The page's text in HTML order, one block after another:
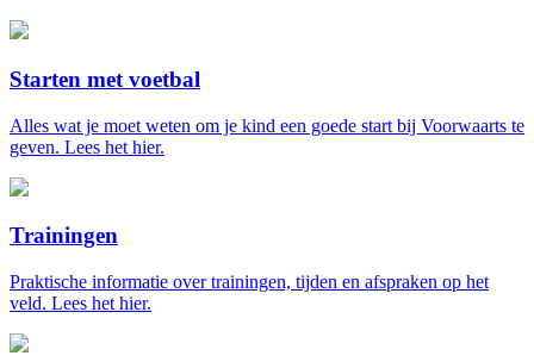
Starten met voetbal
Alles wat je moet weten om je kind een goede start bij Voorwaarts te
geven. Lees het hier.
Trainingen
Praktische informatie over trainingen, tijden en afspraken op het
veld. Lees het hier.